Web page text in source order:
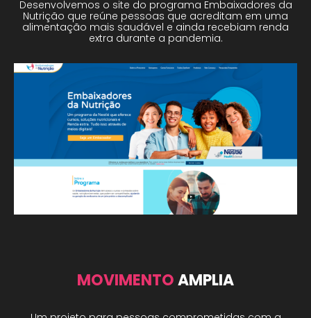
Desenvolvemos o site do programa Embaixadores da
Nutrição que reúne pessoas que acreditam em uma
alimentação mais saudável e ainda recebiam renda
extra durante a pandemia.
MOVIMENTOAMPLIA